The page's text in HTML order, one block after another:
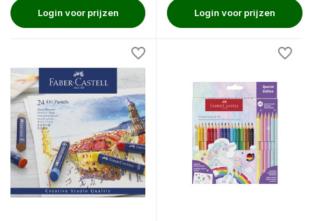
Login voor prijzen Login voor prijzen